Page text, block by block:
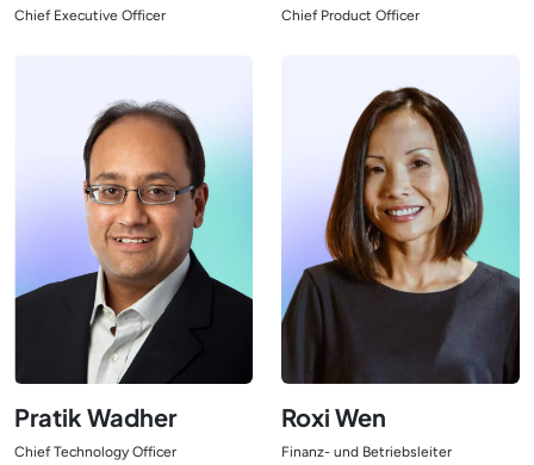
Chief Executive Officer Chief Product Officer
Pratik Wadher
Chief Technology Officer
Roxi Wen
Finanz- und Betriebsleiter